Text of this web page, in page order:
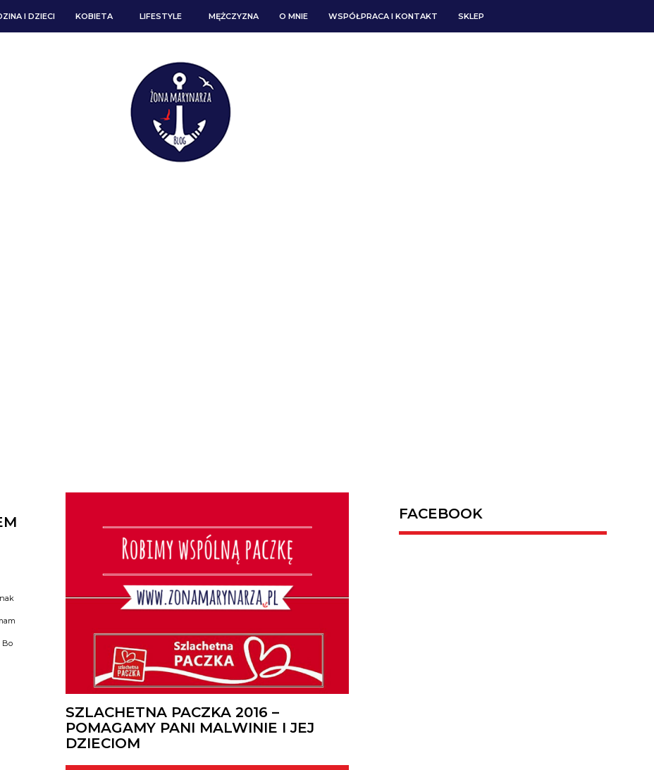
I DZIECI KOBIETA LIFESTYLE MĘŻCZYZNA O MNIE WSPÓŁPRACA I KONTAKT SKLEP
Bo
SZLACHETNA PACZKA 2016 –
POMAGAMY PANI MALWINIE I JEJ
DZIECIOM
FACEBOOK